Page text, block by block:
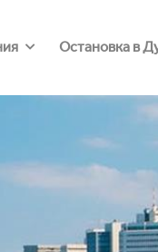
Остановка в